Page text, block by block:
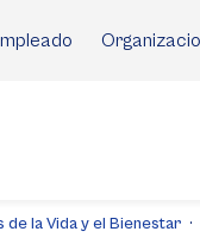
de la Vida y el Bienestar